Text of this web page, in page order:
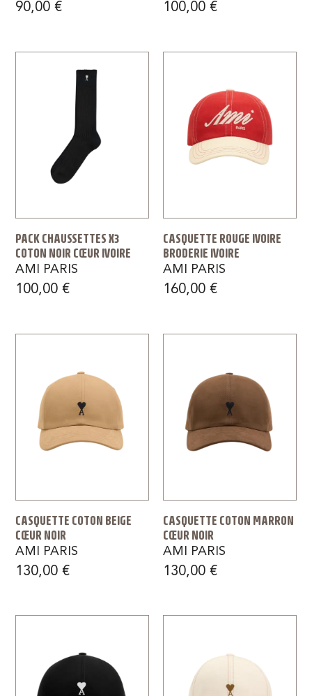
90,00€ 100,00 €
PACK CHAUSSETTES X3
COTON NOIR CŒUR IVOIRE
AMI PARIS
100,00€
CASQUETTE ROUGE IVOIRE
BRODERIE IVOIRE
AMI PARIS
160,00 €
CASQUETTE COTON BEIGE
CŒUR NOIR
AMI PARIS
130,00€
CASQUETTE COTON MARRON
CŒUR NOIR
AMI PARIS
130,00 €